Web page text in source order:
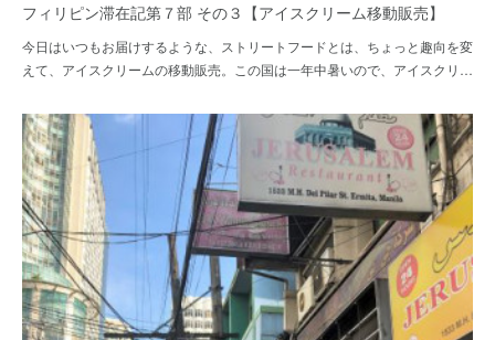
フィリピン滞在記第７部 その３【アイスクリーム移動販売】
今日はいつもお届けするような、ストリートフードとは、ちょっと趣向を変
えて、アイスクリームの移動販売。この国は一年中暑いので、アイスクリ…